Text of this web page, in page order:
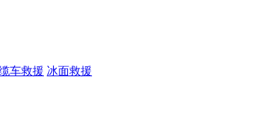
车救援 冰面救援